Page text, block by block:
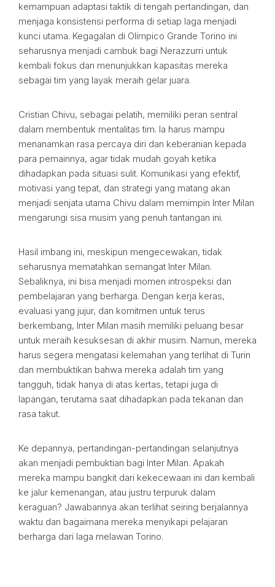
kemampuan adaptasi taktik di tengah pertandingan, dan
menjaga konsistensi performa di setiap laga menjadi
kunci utama. Kegagalan di Olimpico Grande Torino ini
seharusnya menjadi cambuk bagi Nerazzurri untuk
kembali fokus dan menunjukkan kapasitas mereka
sebagai tim yang layak meraih gelar juara.
Cristian Chivu, sebagai pelatih, memiliki peran sentral
dalam membentuk mentalitas tim. Ia harus mampu
menanamkan rasa percaya diri dan keberanian kepada
para pemainnya, agar tidak mudah goyah ketika
dihadapkan pada situasi sulit. Komunikasi yang efektif,
motivasi yang tepat, dan strategi yang matang akan
menjadi senjata utama Chivu dalam memimpin Inter Milan
mengarungi sisa musim yang penuh tantangan ini.
Hasil imbang ini, meskipun mengecewakan, tidak
seharusnya mematahkan semangat Inter Milan.
Sebaliknya, ini bisa menjadi momen introspeksi dan
pembelajaran yang berharga. Dengan kerja keras,
evaluasi yang jujur, dan komitmen untuk terus
berkembang, Inter Milan masih memiliki peluang besar
untuk meraih kesuksesan di akhir musim. Namun, mereka
harus segera mengatasi kelemahan yang terlihat di Turin
dan membuktikan bahwa mereka adalah tim yang
tangguh, tidak hanya di atas kertas, tetapi juga di
lapangan, terutama saat dihadapkan pada tekanan dan
rasa takut.
Ke depannya, pertandingan-pertandingan selanjutnya
akan menjadi pembuktian bagi Inter Milan. Apakah
mereka mampu bangkit dari kekecewaan ini dan kembali
ke jalur kemenangan, atau justru terpuruk dalam
keraguan? Jawabannya akan terlihat seiring berjalannya
waktu dan bagaimana mereka menyikapi pelajaran
berharga dari laga melawan Torino.